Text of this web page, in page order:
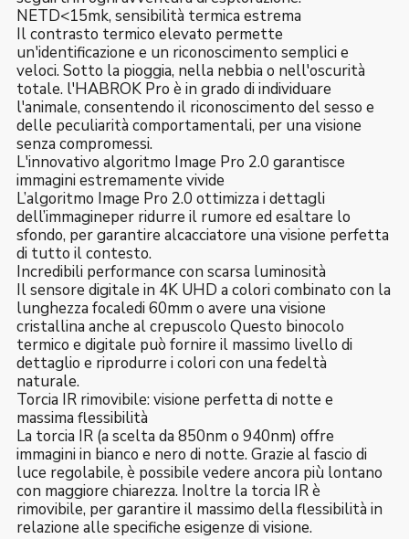
NETD<15mk, sensibilità termica estrema
Il contrasto termico elevato permette
un'identificazione e un riconoscimento semplici e
veloci. Sotto la pioggia, nella nebbia o nell'oscurità
totale. l'HABROK Pro è in grado di individuare
l'animale, consentendo il riconoscimento del sesso e
delle peculiarità comportamentali, per una visione
senza compromessi.
L'innovativo algoritmo Image Pro 2.0 garantisce
immagini estremamente vivide
L’algoritmo Image Pro 2.0 ottimizza i dettagli
dell’immagineper ridurre il rumore ed esaltare lo
sfondo, per garantire alcacciatore una visione perfetta
di tutto il contesto.
Incredibili performance con scarsa luminosità
Il sensore digitale in 4K UHD a colori combinato con la
lunghezza focaledi 60mm o avere una visione
cristallina anche al crepuscolo Questo binocolo
termico e digitale può fornire il massimo livello di
dettaglio e riprodurre i colori con una fedeltà
naturale.
Torcia IR rimovibile: visione perfetta di notte e
massima flessibilità
La torcia IR (a scelta da 850nm o 940nm) offre
immagini in bianco e nero di notte. Grazie al fascio di
luce regolabile, è possibile vedere ancora più lontano
con maggiore chiarezza. Inoltre la torcia IR è
rimovibile, per garantire il massimo della flessibilità in
relazione alle specifiche esigenze di visione.